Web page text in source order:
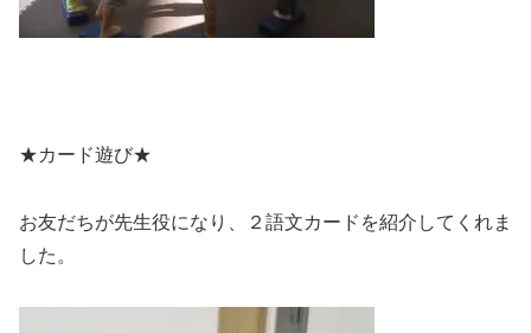
★カード遊び★
お友だちが先生役になり、２語文カードを紹介してくれま
した。